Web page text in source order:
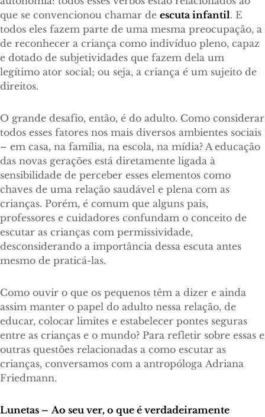
que se convencionou chamar de escuta infantil. E
todos eles fazem parte de uma mesma preocupação, a
de reconhecer a criança como indivíduo pleno, capaz
e dotado de subjetividades que fazem dela um
legítimo ator social; ou seja, a criança é um sujeito de
direitos.
O grande desafio, então, é do adulto. Como considerar
todos esses fatores nos mais diversos ambientes sociais
– em casa, na família, na escola, na mídia? A educação
das novas gerações está diretamente ligada à
sensibilidade de perceber esses elementos como
chaves de uma relação saudável e plena com as
crianças. Porém, é comum que alguns pais,
professores e cuidadores confundam o conceito de
escutar as crianças com permissividade,
desconsiderando a importância dessa escuta antes
mesmo de praticá-las.
Como ouvir o que os pequenos têm a dizer e ainda
assim manter o papel do adulto nessa relação, de
educar, colocar limites e estabelecer pontes seguras
entre as crianças e o mundo? Para refletir sobre essas e
outras questões relacionadas a como escutar as
crianças, conversamos com a antropóloga Adriana
Friedmann.
Lunetas – Ao seu ver, o que é verdadeiramente